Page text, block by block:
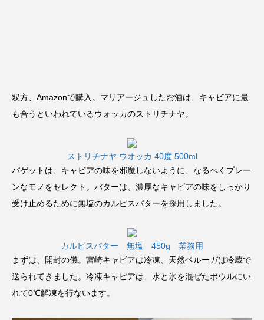
双方、Amazonで購入。マリアージュしたお酒は、キャビアに最
も合うといわれているウォッカのストリチナヤ。
ストリチナヤ ウオッカ 40度 500ml
バゲットは、キャビアの味を邪魔しないように、なるべくプレー
ンなモノをセレクト。バターは、濃厚なキャビアの味をしっかり
受け止めるために無塩のカルピスバターを採用しました。
カルピスバター 無塩 450g 業務用
まずは、開封の儀。宮崎キャビアは冷凍、天然ベルーガは冷蔵で
送られてきました。冷凍キャビアは、水と氷を混ぜたボウルにい
れて0℃解凍を行ないます。